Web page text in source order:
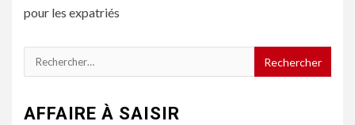
pour les expatriés
Rechercher :
AFFAIRE À SAISIR